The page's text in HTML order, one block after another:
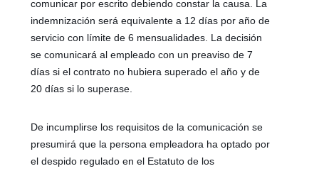
comunicar por escrito debiendo constar la causa. La
indemnización será equivalente a 12 días por año de
servicio con límite de 6 mensualidades. La decisión
se comunicará al empleado con un preaviso de 7
días si el contrato no hubiera superado el año y de
20 días si lo superase.
De incumplirse los requisitos de la comunicación se
presumirá que la persona empleadora ha optado por
el despido regulado en el Estatuto de los